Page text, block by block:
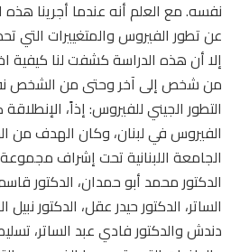
نفسه. مع العلم أنه عندما أجرينا هذه
عن تطور الفيروس والمتغييرات التي
إلا أن هذه الدراسة كشفت لنا كيفية
من شخص إلى آخر وحتى من الشخص
التطور الجيني للفيروس: إذاً،
الفيروس في لبنان، وكان الهدف من
الجامعة اللبنانية تحت إشراف
الدكتور محمد أبو حمدان، الدكتور
الساتر، الدكتور حيدر عقل، الدكتور نبيل
دندش والدكتور فادي عبد الساتر،